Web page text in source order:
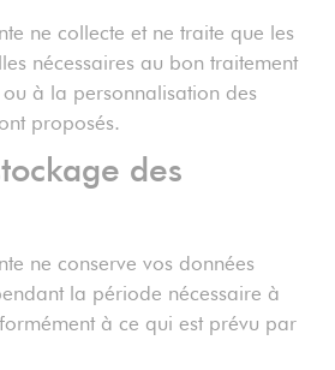
ne collecte et ne traite que les
nécessaires au bon traitement
à la personnalisation des
proposés.
des
ne conserve vos données
la période nécessaire à
à ce qui est prévu par